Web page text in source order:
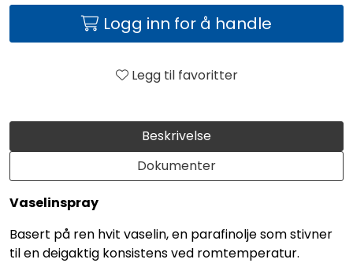
Beskrivelse
Dokumenter
Vaselinspray
Basert på ren hvit vaselin, en parafinolje som stivner
til en deigaktig konsistens ved romtemperatur.
Logg inn for å handle
Legg til favoritter